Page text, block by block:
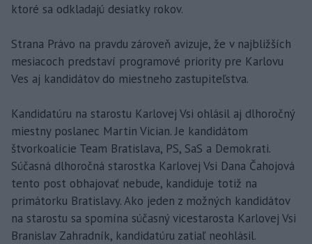
ktoré sa odkladajú desiatky rokov.
Strana Právo na pravdu zároveň avizuje, že v najbližších
mesiacoch predstaví programové priority pre Karlovu
Ves aj kandidátov do miestneho zastupiteľstva.
Kandidatúru na starostu Karlovej Vsi ohlásil aj dlhoročný
miestny poslanec Martin Vician. Je kandidátom
štvorkoalície Team Bratislava, PS, SaS a Demokrati.
Súčasná dlhoročná starostka Karlovej Vsi Dana Čahojová
tento post obhajovať nebude, kandiduje totiž na
primátorku Bratislavy. Ako jeden z možných kandidátov
na starostu sa spomína súčasný vicestarosta Karlovej Vsi
Branislav Zahradník, kandidatúru zatiaľ neohlásil.